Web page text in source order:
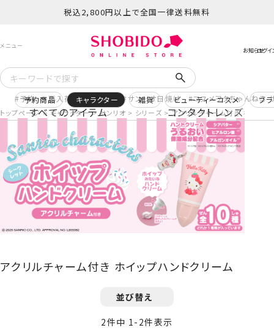
税込2,800円以上で全国一律送料無料
予約 再入荷 ヒロアカ サンリオ日焼け コスメヲタちゃんねる
すべてのアイテム コンタクトレンズ
予約商品 キャラクター 雑貨 ビューティーコスメ ブ
トップページ キャラクター サンリオ シリーズ アクリルチャーム付き ホイップ
アクリルチャーム付き ホイップハンドクリーム
並び替え
2件中 1 - 2件表示